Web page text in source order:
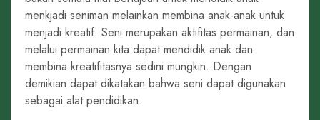
menkjadi seniman melainkan membina anak-anak untuk
menjadi kreatif. Seni merupakan aktifitas permainan, dan
melalui permainan kita dapat mendidik anak dan
membina kreatifitasnya sedini mungkin. Dengan
demikian dapat dikatakan bahwa seni dapat digunakan
sebagai alat pendidikan.